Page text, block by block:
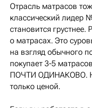
Отрасль матрасов
классический
становится грустнее.
о матрасах. Это
на взгляд обычного
покупает 3-5
ПОЧТИ ОДИНАКОВО.
только ценой.